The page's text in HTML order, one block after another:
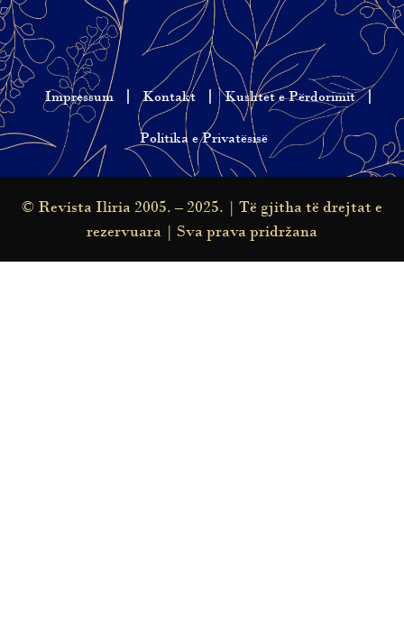
Impressum Kontakt Kushtet e Përdorimit
Politika e Privatësisë
© Revista Iliria 2005. – 2025. | Të gjitha të drejtat e
rezervuara | Sva prava pridržana